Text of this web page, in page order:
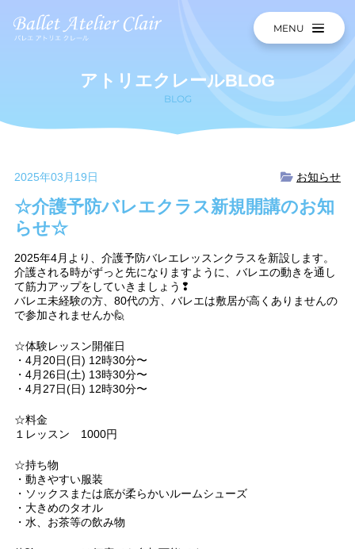
MENU
アトリエクレールBLOG
BLOG
2025年03月19日 お知らせ
☆介護予防バレエクラス新規開講のお知
らせ☆
2025年4月より、介護予防バレエレッスンクラスを新設します。
介護される時がずっと先になりますように、バレエの動きを通し
て筋力アップをしていきましょう❢
バレエ未経験の方、80代の方、バレエは敷居が高くありませんの
で参加されませんか🙋
☆体験レッスン開催日
・4月20日(日) 12時30分〜
・4月26日(土) 13時30分〜
・4月27日(日) 12時30分〜
☆料金
１レッスン 1000円
☆持ち物
・動きやすい服装
・ソックスまたは底が柔らかいルームシューズ
・大きめのタオル
・水、お茶等の飲み物